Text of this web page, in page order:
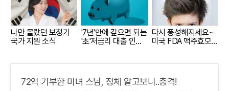
나만 몰랐던 보청기
국가 지원 소식
'7년'안에 갚으면 되는
'초'저금리 대출 인
다시 풍성해지세요~
미국 FDA 맥주효모샴
72억 기부한 미녀 스님, 정체 알고보니..충격!